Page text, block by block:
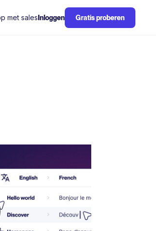
met sales Inloggen Gratis proberen